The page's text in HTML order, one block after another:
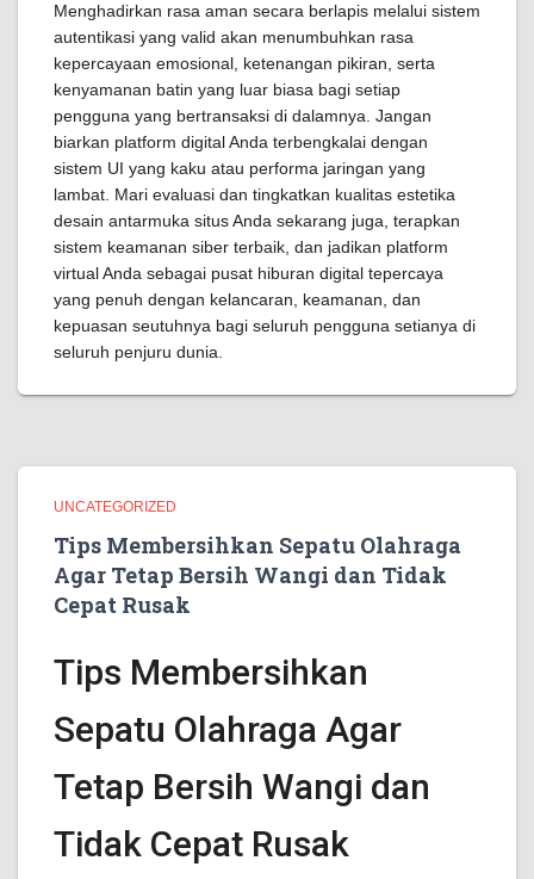
Menghadirkan rasa aman secara berlapis melalui sistem
autentikasi yang valid akan menumbuhkan rasa
kepercayaan emosional, ketenangan pikiran, serta
kenyamanan batin yang luar biasa bagi setiap
pengguna yang bertransaksi di dalamnya. Jangan
biarkan platform digital Anda terbengkalai dengan
sistem UI yang kaku atau performa jaringan yang
lambat. Mari evaluasi dan tingkatkan kualitas estetika
desain antarmuka situs Anda sekarang juga, terapkan
sistem keamanan siber terbaik, dan jadikan platform
virtual Anda sebagai pusat hiburan digital tepercaya
yang penuh dengan kelancaran, keamanan, dan
kepuasan seutuhnya bagi seluruh pengguna setianya di
seluruh penjuru dunia.
UNCATEGORIZED
Tips Membersihkan Sepatu Olahraga
Agar Tetap Bersih Wangi dan Tidak
Cepat Rusak
Tips Membersihkan
Sepatu Olahraga Agar
Tetap Bersih Wangi dan
Tidak Cepat Rusak